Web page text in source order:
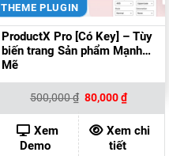
THEME PLUGIN
ProductX Pro [Có Key] – Tùy
biến trang Sản phẩm Mạnh
Mẽ
500,000₫ Giá
gốc
là:
500,000 ₫.
80,000₫Giá
hiện
tại
là:
80,000
Xem
Demo
Xem chi
tiết